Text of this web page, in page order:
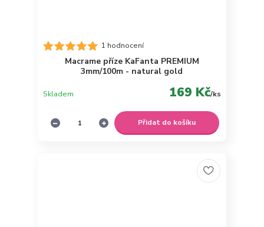
1 hodnocení
Macrame příze KaFanta PREMIUM
3mm/100m - natural gold
169 Kč/ks
Skladem
Přidat do košíku